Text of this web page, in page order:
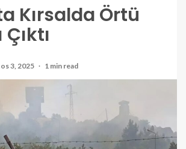
Kırsalda Örtü
3, 2025 1 min read